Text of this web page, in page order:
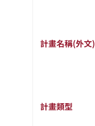
計畫名稱(外文)
計畫類型